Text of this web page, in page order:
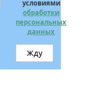
условиями
обработки
персональных
данных
Жду